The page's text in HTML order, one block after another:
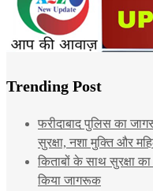
Trending Post
फरीदाबाद पुलिस का
सुरक्षा, नशा मुक्ति और
किताबों के साथ सुरक्षा का
किया जागरूक